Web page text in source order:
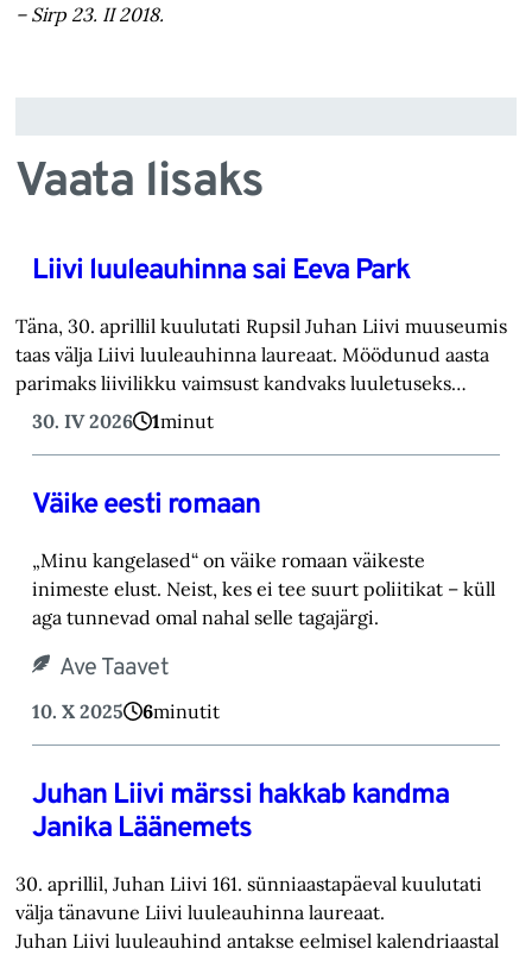
– Sirp 23. II 2018.
Vaata lisaks
Liivi luuleauhinna sai Eeva Park
Täna, 30. aprillil kuulutati Rupsil Juhan Liivi muuseumis
taas välja Liivi luuleauhinna laureaat. Möödunud aasta
parimaks liivilikku vaimsust kandvaks luuletuseks…
30. IV 2026
1minut
Väike eesti romaan
„Minu kangelased“ on väike romaan väikeste
inimeste elust. Neist, kes ei tee suurt poliitikat – küll
aga tunnevad omal nahal selle tagajärgi.
Ave Taavet
10. X 2025 6minutit
Juhan Liivi märssi hakkab kandma
Janika Läänemets
30. aprillil, Juhan Liivi 161. sünniaastapäeval kuulutati
välja tänavune Liivi luuleauhinna laureaat.
Juhan Liivi luuleauhind antakse eelmisel kalendriaastal